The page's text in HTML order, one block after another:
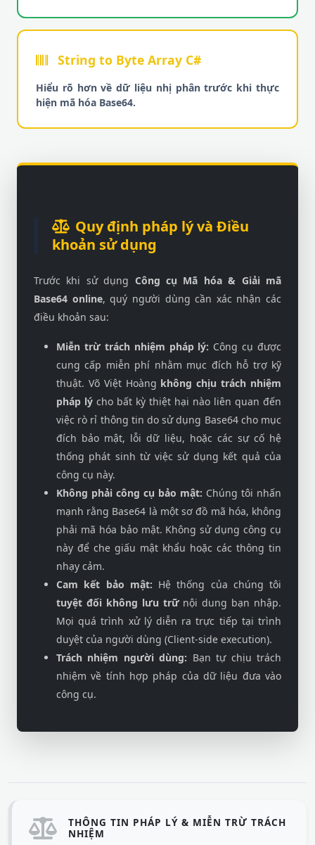
String to Byte Array C#
Hiểu rõ hơn về dữ liệu nhị phân trước khi thực
hiện mã hóa Base64.
Quy định pháp lý và Điều
khoản sử dụng
Trước khi sử dụng Công cụ Mã hóa & Giải mã
Base64 online, quý người dùng cần xác nhận các
điều khoản sau:
Miễn trừ trách nhiệm pháp lý: Công cụ được
cung cấp miễn phí nhằm mục đích hỗ trợ kỹ
thuật. Võ Việt Hoàng không chịu trách nhiệm
pháp lý cho bất kỳ thiệt hại nào liên quan đến
việc rò rỉ thông tin do sử dụng Base64 cho mục
đích bảo mật, lỗi dữ liệu, hoặc các sự cố hệ
thống phát sinh từ việc sử dụng kết quả của
công cụ này.
Không phải công cụ bảo mật: Chúng tôi nhấn
mạnh rằng Base64 là một sơ đồ mã hóa, không
phải mã hóa bảo mật. Không sử dụng công cụ
này để che giấu mật khẩu hoặc các thông tin
nhạy cảm.
Cam kết bảo mật: Hệ thống của chúng tôi
tuyệt đối không lưu trữnội dung bạn nhập.
Mọi quá trình xử lý diễn ra trực tiếp tại trình
duyệt của người dùng (Client-side execution).
Trách nhiệm người dùng: Bạn tự chịu trách
nhiệm về tính hợp pháp của dữ liệu đưa vào
công cụ.
THÔNG TIN PHÁP LÝ & MIỄN TRỪ TRÁCH
NHIỆM